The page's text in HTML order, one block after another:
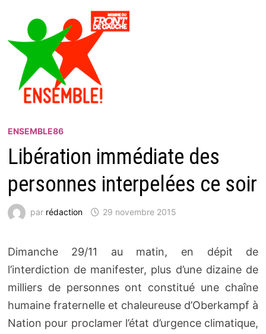
ENSEMBLE86
Libération immédiate des
personnes interpelées ce soir
par rédaction 29 novembre 2015
Dimanche 29/11 au matin, en dépit de
l’interdiction de manifester, plus d’une dizaine de
milliers de personnes ont constitué une chaîne
humaine fraternelle et chaleureuse d’Oberkampf à
Nation pour proclamer l’état d’urgence climatique,